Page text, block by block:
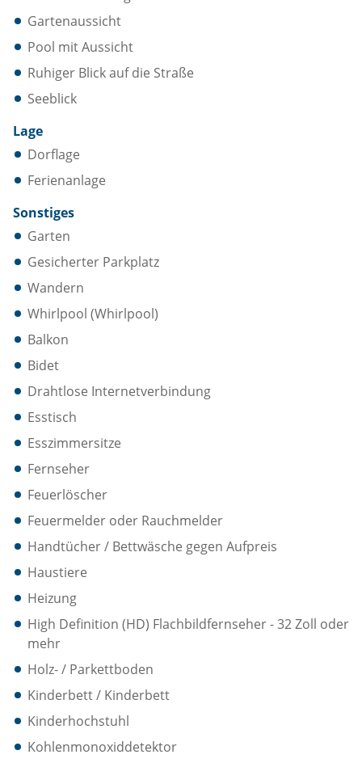
Gartenaussicht
Pool mit Aussicht
Ruhiger Blick auf die Straße
Seeblick
Lage
Dorflage
Ferienanlage
Sonstiges
Garten
Gesicherter Parkplatz
Wandern
Whirlpool (Whirlpool)
Balkon
Bidet
Drahtlose Internetverbindung
Esstisch
Esszimmersitze
Fernseher
Feuerlöscher
Feuermelder oder Rauchmelder
Handtücher / Bettwäsche gegen Aufpreis
Haustiere
Heizung
High Definition (HD) Flachbildfernseher - 32 Zoll oder
mehr
Holz- / Parkettboden
Kinderbett / Kinderbett
Kinderhochstuhl
Kohlenmonoxiddetektor